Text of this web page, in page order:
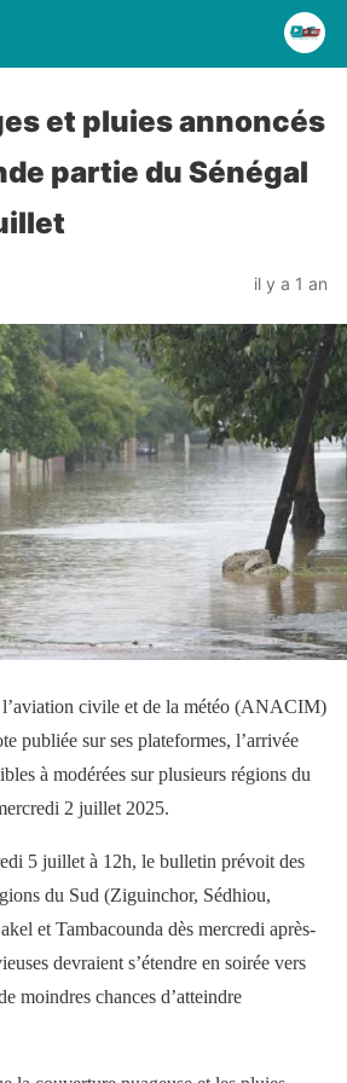
et pluies annoncés
partie du Sénégal
il y a 1 an
l’aviation civile et de la météo (ANACIM)
publiée sur ses plateformes, l’arrivée
à modérées sur plusieurs régions du
2 juillet 2025.
5 juillet à 12h, le bulletin prévoit des
du Sud (Ziguinchor, Sédhiou,
et Tambacounda dès mercredi après-
devraient s’étendre en soirée vers
moindres chances d’atteindre